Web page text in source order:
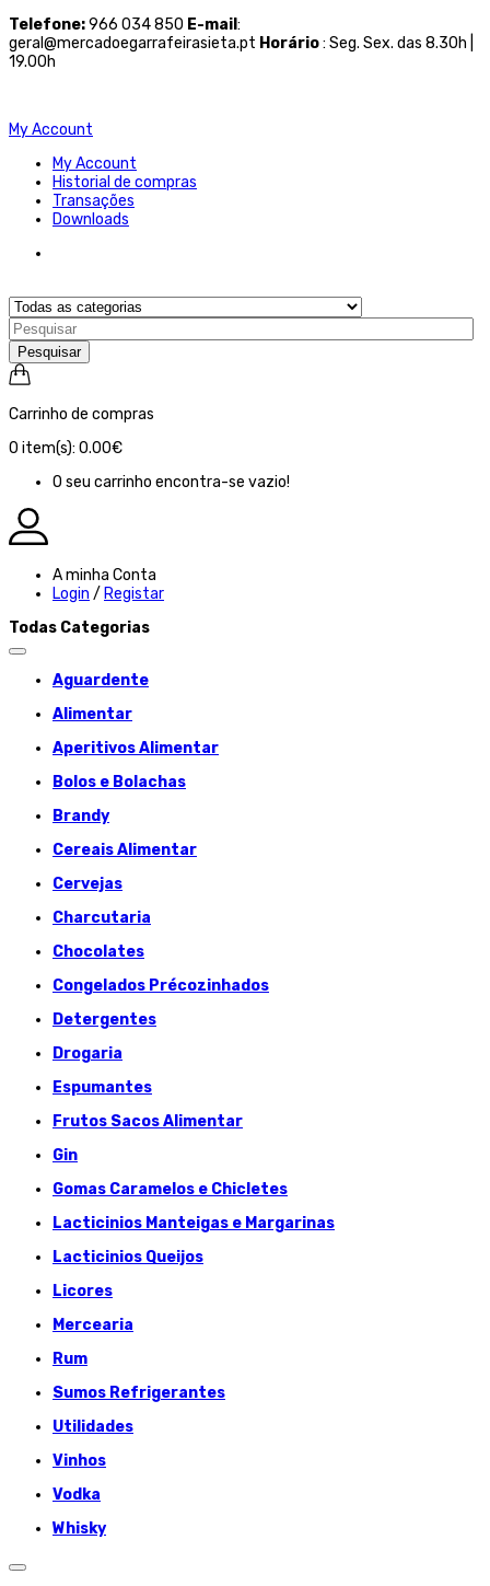
Telefone:966 034 850 E-mail :
geral@mercadoegarrafeirasieta.pt Horário: Seg. Sex. das 8.30h |
19.00h
My Account
My Account
Historial de compras
Transações
Downloads
Pesquisar
Carrinho de compras
0 item(s): 0.00€
O seu carrinho encontra-se vazio!
A minha Conta
Login / Registar
Todas Categorias
Aguardente
Alimentar
Aperitivos Alimentar
Bolos e Bolachas
Brandy
Cereais Alimentar
Cervejas
Charcutaria
Chocolates
Congelados Précozinhados
Detergentes
Drogaria
Espumantes
Frutos Sacos Alimentar
Gin
Gomas Caramelos e Chicletes
Lacticinios Manteigas e Margarinas
Lacticinios Queijos
Licores
Mercearia
Rum
Sumos Refrigerantes
Utilidades
Vinhos
Vodka
Whisky